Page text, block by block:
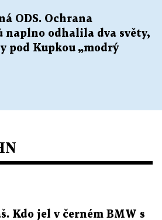
ODS. Ochrana
naplno odhalila dva světy,
pod Kupkou „modrý
Kdo jel v černém BMW s